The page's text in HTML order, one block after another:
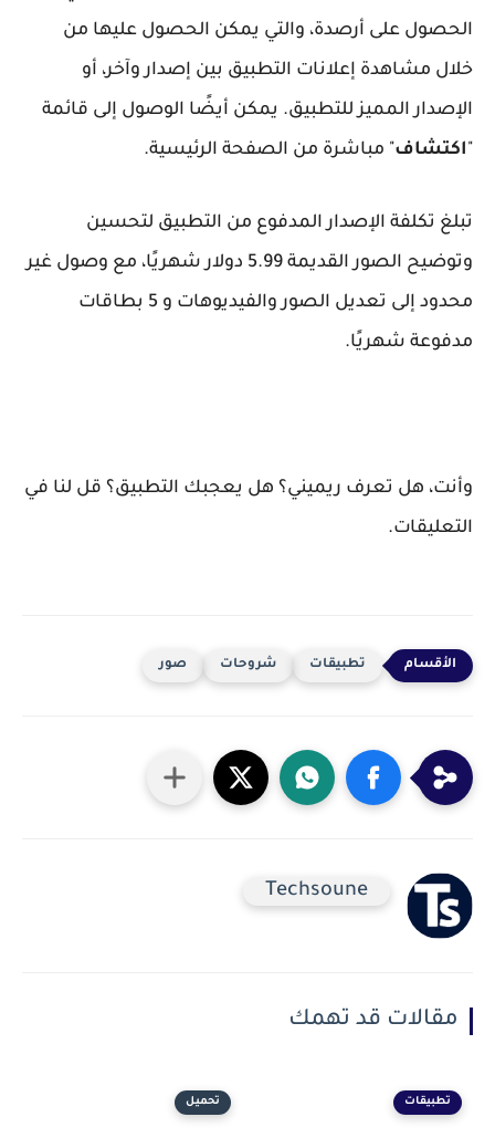
الحصول على أرصدة، والتي يمكن الحصول عليها من
خلال مشاهدة إعلانات التطبيق بين إصدار وآخر، أو
الإصدار المميز للتطبيق. يمكن أيضًا الوصول إلى قائمة
"اكتشاف" مباشرة من الصفحة الرئيسية.
تبلغ تكلفة الإصدار المدفوع من التطبيق لتحسين
وتوضيح الصور القديمة 5.99 دولار شهريًا، مع وصول غير
محدود إلى تعديل الصور والفيديوهات و 5 بطاقات
مدفوعة شهريًا.
وأنت، هل تعرف ريميني؟ هل يعجبك التطبيق؟ قل لنا في
التعليقات.
تطبيقات شروحات صور
Techsoune
مقالات قد تهمك
تطبيقات تحميل